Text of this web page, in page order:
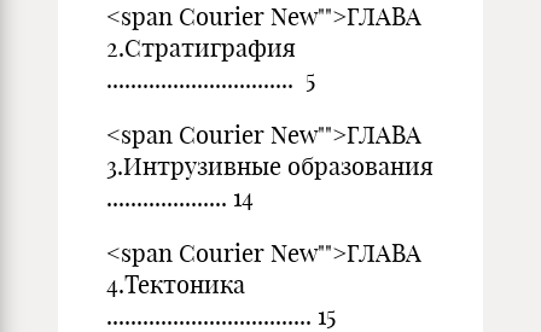
<span Courier New"">ГЛАВА
2.Стратиграфия
............................... 5
<span Courier New"">ГЛАВА
3.Интрузивные образования
.................... 14
<span Courier New"">ГЛАВА
4.Тектоника
.................................. 15